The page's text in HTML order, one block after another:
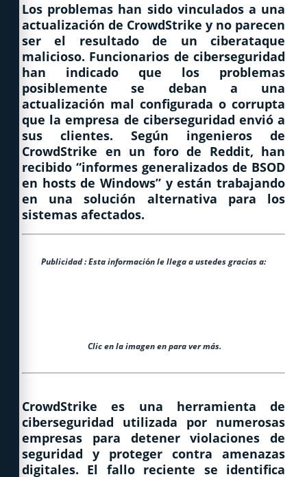
Los problemas han sido vinculados a una
actualización de CrowdStrike y no parecen
ser el resultado de un ciberataque
malicioso. Funcionarios de ciberseguridad
han indicado que los problemas
posiblemente se deban a una
actualización mal configurada o corrupta
que la empresa de ciberseguridad envió a
sus clientes. Según ingenieros de
CrowdStrike en un foro de Reddit, han
recibido “informes generalizados de BSOD
en hosts de Windows” y están trabajando
en una solución alternativa para los
sistemas afectados.
Publicidad : Esta información le llega a ustedes gracias a:
Clic en la imagen en para ver más.
CrowdStrike es una herramienta de
ciberseguridad utilizada por numerosas
empresas para detener violaciones de
seguridad y proteger contra amenazas
digitales. El fallo reciente se identifica